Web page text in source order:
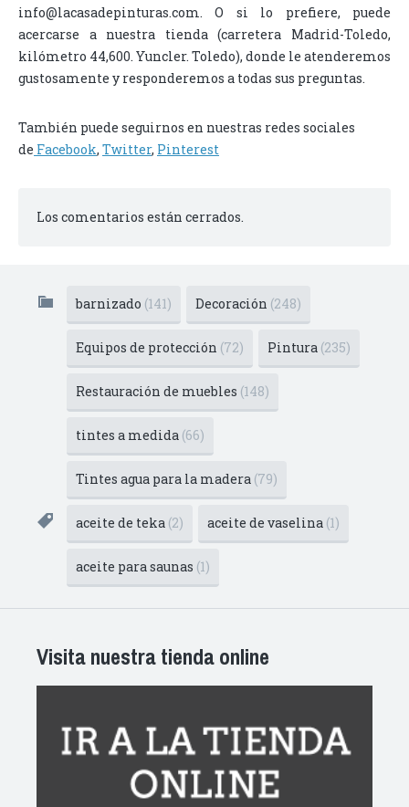
info@lacasadepinturas.com. O si lo prefiere, puede
acercarse a nuestra tienda (carretera Madrid-Toledo,
kilómetro 44,600. Yuncler. Toledo), donde le atenderemos
gustosamente y responderemos a todas sus preguntas.
También puede seguirnos en nuestras redes sociales
de Facebook, Twitter, Pinterest
Los comentarios están cerrados.
barnizado (141) Decoración (248)
Equipos de protección (72) Pintura (235)
Restauración de muebles (148)
tintes a medida (66)
Tintes agua para la madera (79)
aceite de teka (2) aceite de vaselina (1)
aceite para saunas (1)
Visita nuestra tienda online